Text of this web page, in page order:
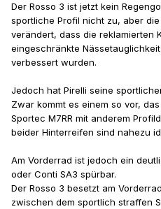
Der Rosso 3 ist jetzt kein
sportliche Profil nicht zu, aber
verändert, dass die reklamierten
eingeschränkte
verbessert wurden.
Jedoch hat Pirelli seine
Zwar kommt es einem so vor,
Sportec M7RR mit anderem
beider Hinterreifen sind nahezu
Am Vorderrad ist jedoch ein
oder Conti SA3 spürbar.
Der Rosso 3 besetzt am
zwischen dem sportlich straffen